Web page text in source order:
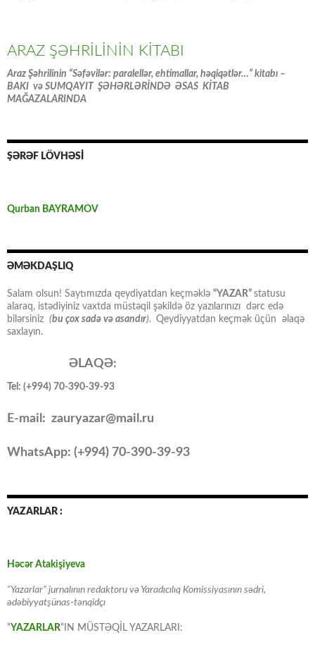
ARAZ ŞƏHRİLİNİN KİTABI
Araz Şəhrilinin “Səfəvilər: paralellər, ehtimallar, həqiqətlər…” kitabı –
BAKI və SUMQAYIT ŞƏHƏRLƏRİNDƏ ƏSAS KİTAB
MAĞAZALARINDA
ŞƏRƏF LÖVHƏSİ
Qurban BAYRAMOV
ƏMƏKDAŞLIQ
Salam olsun! Saytımızda qeydiyatdan keçməklə “YAZAR” statusu
alaraq, istədiyiniz vaxtda müstəqil şəkildə öz yazılarınızı dərc edə
bilərsiniz (bu çox sadə və asandır). Qeydiyyatdan keçmək üçün əlaqə
saxlayın.
ƏLAQƏ:
Tel: (+994) 70-390-39-93
E-mail: zauryazar@mail.ru
WhatsApp: (+994) 70-390-39-93
YAZARLAR :
Həcər Atakişiyeva
“Yazarlar” jurnalının redaktoru və Yaradıcılıq Komissiyasının sədri,
ədəbiyyatşünas-tənqidçı
“YAZARLAR“IN MÜSTƏQİL YAZARLARI: